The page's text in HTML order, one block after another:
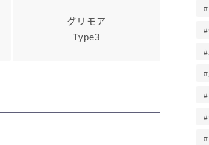
グリモア
Type3